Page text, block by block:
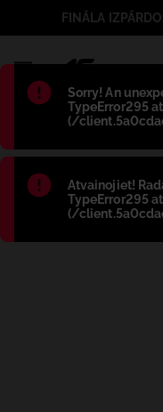
Błąd:
Sorry! An
TypeError295
(/
Błąd:
Atvainojiet!
TypeError295
(/
FINĀLA